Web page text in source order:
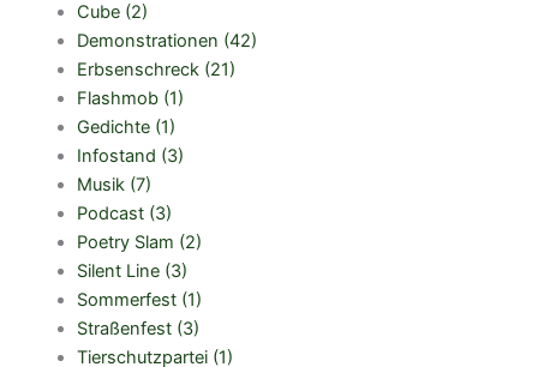
Cube(2)
Demonstrationen (42)
Erbsenschreck(21)
Flashmob(1)
Gedichte(1)
Infostand (3)
Musik(7)
Podcast(3)
Poetry Slam (2)
Silent Line(3)
Sommerfest(1)
Straßenfest(3)
Tierschutzpartei(1)